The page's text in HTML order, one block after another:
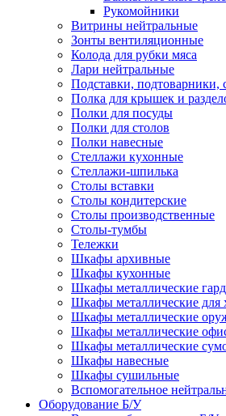
Рукомойники
Витрины нейтральные
Зонты вентиляционные
Колода для рубки мяса
Лари нейтральные
Подставки, подтоварники,
Полка для крышек и
Полки для посуды
Полки для столов
Полки навесные
Стеллажи кухонные
Стеллажи-шпилька
Столы вставки
Столы кондитерские
Столы производственные
Столы-тумбы
Тележки
Шкафы архивные
Шкафы кухонные
Шкафы металлические
Шкафы металлические для
Шкафы металлические
Шкафы металлические
Шкафы металлические
Шкафы навесные
Шкафы сушильные
Вспомогательное
Оборудование Б/У